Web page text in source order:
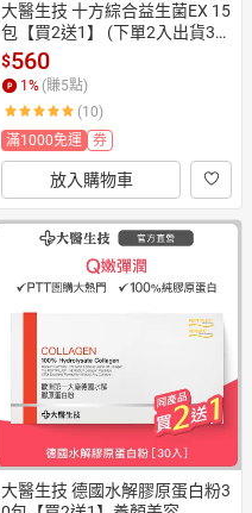
大醫生技 十方綜合益生菌EX 15
包【買2送1】 (下單2入出貨3
入)排便順暢
$560
1% (賺5點)
(10)
滿1000免運
券
放入購物車
大醫生技 德國水解膠原蛋白粉3